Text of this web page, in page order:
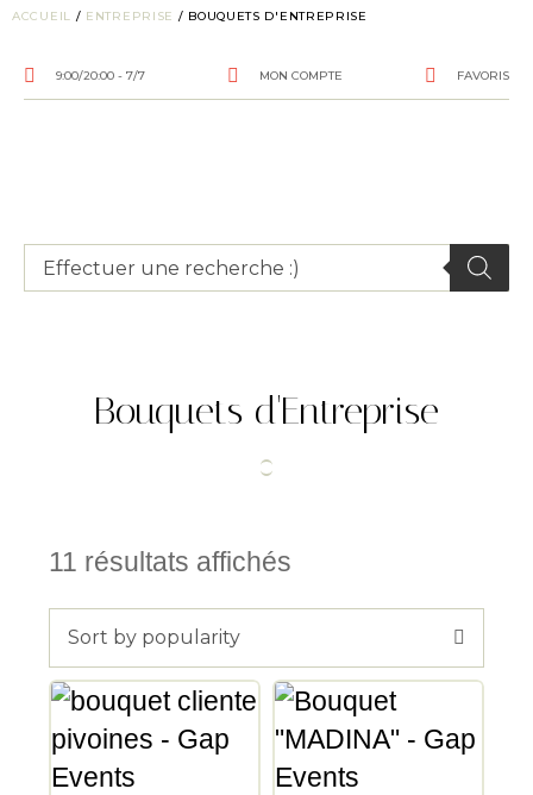
ACCUEIL / ENTREPRISE / BOUQUETS D'ENTREPRISE
9:00/20:00 - 7/7 MON COMPTE FAVORIS
Bouquets d'Entreprise
11 résultats affichés
Sort by popularity